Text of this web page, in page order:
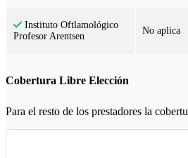
Instituto Oftlamológico
Profesor Arentsen
No aplica
Cobertura Libre Elección
Para el resto de los prestadores la